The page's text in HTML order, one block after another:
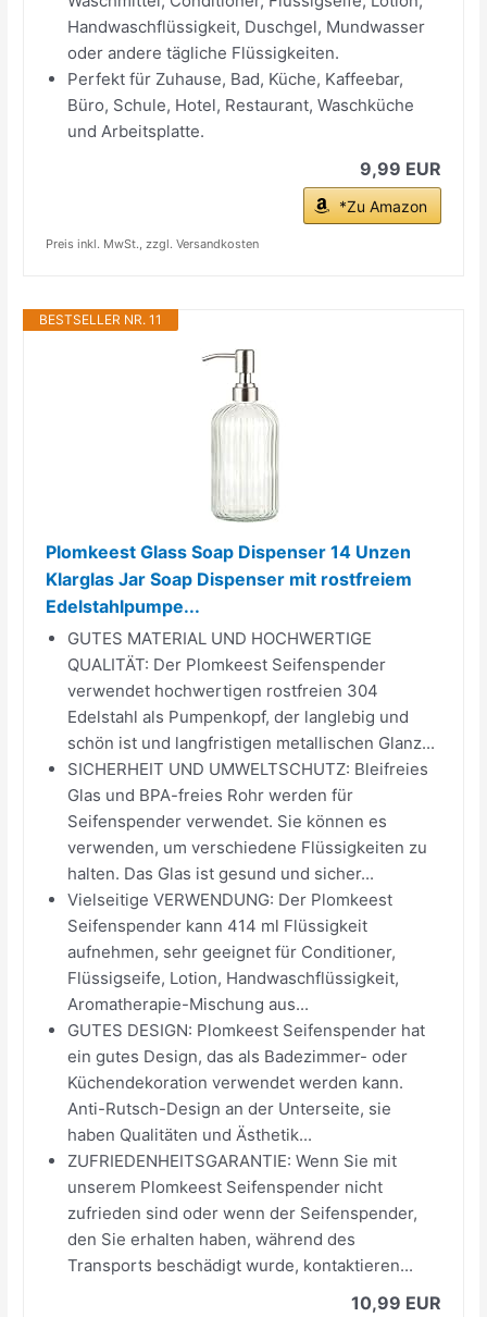
Handwaschflüssigkeit, Duschgel, Mundwasser
oder andere tägliche Flüssigkeiten.
Perfekt für Zuhause, Bad, Küche, Kaffeebar,
Büro, Schule, Hotel, Restaurant, Waschküche
und Arbeitsplatte.
9,99 EUR
*Zu Amazon
Preis inkl. MwSt., zzgl. Versandkosten
BESTSELLER NR. 11
Plomkeest Glass Soap Dispenser 14 Unzen
Klarglas Jar Soap Dispenser mit rostfreiem
Edelstahlpumpe...
GUTES MATERIAL UND HOCHWERTIGE
QUALITÄT: Der Plomkeest Seifenspender
verwendet hochwertigen rostfreien 304
Edelstahl als Pumpenkopf, der langlebig und
schön ist und langfristigen metallischen Glanz...
SICHERHEIT UND UMWELTSCHUTZ: Bleifreies
Glas und BPA-freies Rohr werden für
Seifenspender verwendet. Sie können es
verwenden, um verschiedene Flüssigkeiten zu
halten. Das Glas ist gesund und sicher...
Vielseitige VERWENDUNG: Der Plomkeest
Seifenspender kann 414 ml Flüssigkeit
aufnehmen, sehr geeignet für Conditioner,
Flüssigseife, Lotion, Handwaschflüssigkeit,
Aromatherapie-Mischung aus...
GUTES DESIGN: Plomkeest Seifenspender hat
ein gutes Design, das als Badezimmer- oder
Küchendekoration verwendet werden kann.
Anti-Rutsch-Design an der Unterseite, sie
haben Qualitäten und Ästhetik...
ZUFRIEDENHEITSGARANTIE: Wenn Sie mit
unserem Plomkeest Seifenspender nicht
zufrieden sind oder wenn der Seifenspender,
den Sie erhalten haben, während des
Transports beschädigt wurde, kontaktieren...
10,99 EUR